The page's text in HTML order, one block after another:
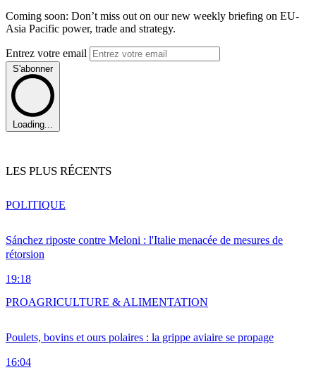
Coming soon: Don’t miss out on our new weekly briefing on EU-
Asia Pacific power, trade and strategy.
Entrez votre email
S'abonner
Loading...
LES PLUS RÉCENTS
Sánchez riposte contre Meloni : l'Italie menacée de mesures de
rétorsion
19:18
POLITIQUE
Poulets, bovins et ours polaires : la grippe aviaire se propage
16:04
PROAGRICULTURE & ALIMENTATION